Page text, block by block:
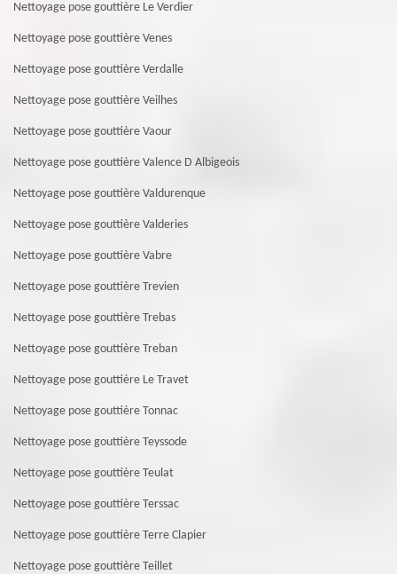
Nettoyage pose gouttière Le Verdier
Nettoyage pose gouttière Venes
Nettoyage pose gouttière Verdalle
Nettoyage pose gouttière Veilhes
Nettoyage pose gouttière Vaour
Nettoyage pose gouttière Valence D Albigeois
Nettoyage pose gouttière Valdurenque
Nettoyage pose gouttière Valderies
Nettoyage pose gouttière Vabre
Nettoyage pose gouttière Trevien
Nettoyage pose gouttière Trebas
Nettoyage pose gouttière Treban
Nettoyage pose gouttière Le Travet
Nettoyage pose gouttière Tonnac
Nettoyage pose gouttière Teyssode
Nettoyage pose gouttière Teulat
Nettoyage pose gouttière Terssac
Nettoyage pose gouttière Terre Clapier
Nettoyage pose gouttière Teillet